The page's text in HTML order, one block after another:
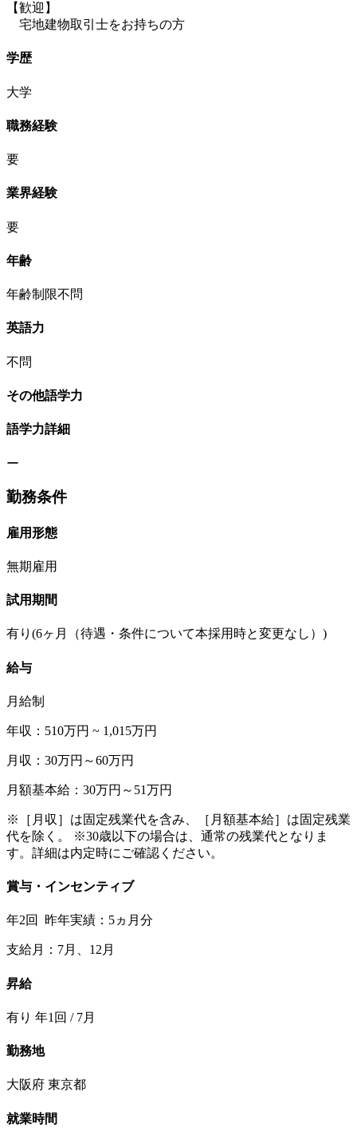
【歓迎】
宅地建物取引士をお持ちの方
学歴
大学
職務経験
要
業界経験
要
年齢
年齢制限不問
英語力
不問
その他語学力
語学力詳細
ー
勤務条件
雇用形態
無期雇用
試用期間
有り(6ヶ月（待遇・条件について本採用時と変更なし）)
給与
月給制
年収：510万円 ~ 1,015万円
月収：30万円～60万円
月額基本給：30万円～51万円
※［月収］は固定残業代を含み、［月額基本給］は固定残業
代を除く。 ※30歳以下の場合は、通常の残業代となりま
す。詳細は内定時にご確認ください。
賞与・インセンティブ
年2回 昨年実績：5ヵ月分
支給月：7月、12月
昇給
有り 年1回 / 7月
勤務地
大阪府 東京都
就業時間